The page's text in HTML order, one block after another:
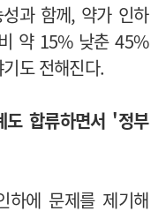
과 함께, 약가 인하
약 15% 낮춘 45%
도 전해진다.
도 합류하면서 '정부
하에 문제를 제기해